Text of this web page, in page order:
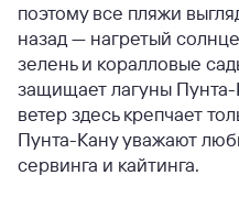
поэтому все пляжи
назад — нагретый
зелень и коралловые
защищает лагуны Пунта-
ветер здесь крепчает
Пунта-Кану уважают
сервинга и кайтинга.